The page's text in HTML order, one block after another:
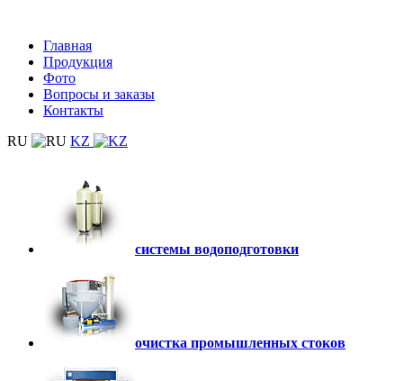
Главная
Продукция
Фото
Вопросы и заказы
Контакты
RU
KZ
системы водоподготовки
очистка промышленных стоков